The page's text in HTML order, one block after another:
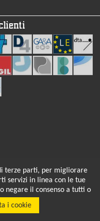
Fabrizio
6 - 00146 Roma
terze parti, per migliorare
servizi in linea con le tue
negare il consenso a tutti o
i cookie